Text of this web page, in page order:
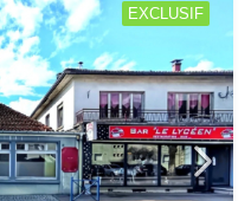
EXCLUSIF